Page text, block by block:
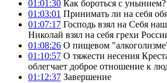
01:01:30 Как бороться с унынием?
01:03:01 Принимать ли на себя
01:07:17 Господь взял на Себя
Николай взял на себя грехи
01:08:26 О пищевом
01:10:57 О тяжести несения
облегчает доброе отношение к
01:12:37 Завершение